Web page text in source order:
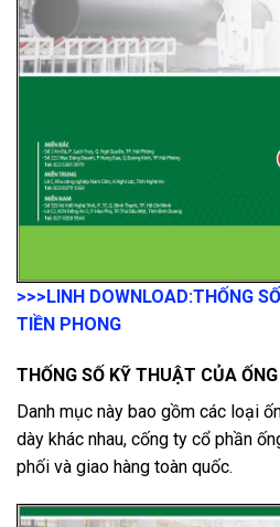
>>>LINH DOWNLOAD:THỐNG
TIỀN PHONG
THỐNG SỐ KỸ THUẬT CỦA
Danh mục này bao gồm các loại
dày khác nhau, cống ty cổ phần
phối và giao hàng toàn quốc.